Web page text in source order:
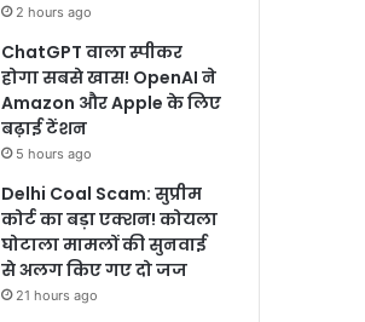
2 hours ago
ChatGPT वाला स्पीकर
होगा सबसे खास! OpenAI ने
Amazon और Apple के लिए
बढ़ाई टेंशन
5 hours ago
Delhi Coal Scam: सुप्रीम
कोर्ट का बड़ा एक्शन! कोयला
घोटाला मामलों की सुनवाई
से अलग किए गए दो जज
21 hours ago